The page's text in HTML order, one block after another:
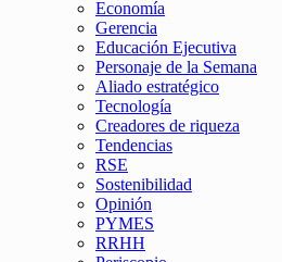
Economía
Gerencia
Educación Ejecutiva
Personaje de la Semana
Aliado estratégico
Tecnología
Creadores de riqueza
Tendencias
RSE
Sostenibilidad
Opinión
PYMES
RRHH